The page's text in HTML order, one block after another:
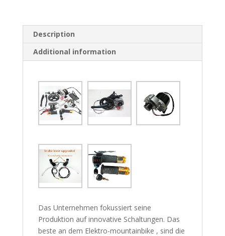
Description
Additional information
Das Unternehmen fokussiert seine
Produktion auf innovative Schaltungen. Das
beste an dem Elektro-mountainbike , sind die